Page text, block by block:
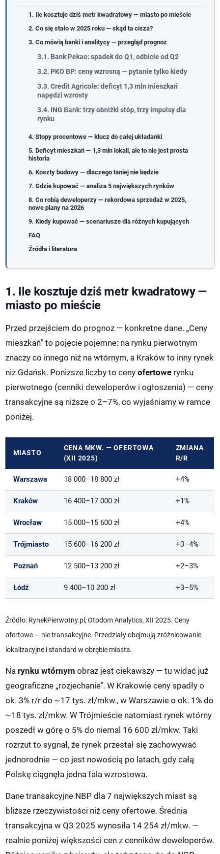
1. Ile kosztuje dziś metr kwadratowy — miasto po mieście
2. Co się stało w 2025 roku — skąd ta cisza?
3. Co mówią banki i analitycy — przegląd prognoz
3.1. Bank Pekao: spadek do Q1, odbicie od Q2
3.2. PKO BP: ceny wzrosną — pytanie tylko kiedy
3.3. Credit Agricole: deficyt 1,3 mln mieszkań
napędzi wzrosty
3.4. ING Bank: trzy obniżki stóp, trzy impulsy dla
rynku
4. Stopy procentowe — klucz do całej układanki
5. Deficyt mieszkań — 1,3 mln lokali, ale to nie jest prosta
historia
6. Koszty budowy — dlaczego taniej nie będzie
7. Gdzie kupować — analiza 5 największych rynków
8. Co robią deweloperzy — rekordowa sprzedaż w 2025,
nowe plany na 2026
9. Kiedy kupować — scenariusze dla różnych kupujących
FAQ
Źródła i literatura
1. Ile kosztuje dziś metr kwadratowy —
miasto po mieście
Przed przejściem do prognoz — konkretne dane. „Ceny
mieszkań" to pojęcie pojemne: na rynku pierwotnym
znaczy co innego niż na wtórnym, a Kraków to inny rynek
niż Gdańsk. Poniższe liczby to cenyofertowe rynku
pierwotnego (cenniki deweloperów i ogłoszenia) — ceny
transakcyjne są niższe o 2–7%, co wyjaśniamy w ramce
poniżej.
MIASTO
CENA MKW. — OFERTOWA
(XII 2025)
ZMIANA
R/R
Warszawa 18 000–18 800 zł +4%
Kraków 16 400–17 000 zł +1%
Wrocław 15 000–15 600 zł +4%
Trójmiasto 15 600–16 200 zł +3–4%
Poznań 12 500–13 200 zł +2–3%
Łódź 9 400–10 200 zł +3–5%
Źródło: RynekPierwotny.pl, Otodom Analytics, XII 2025. Ceny
ofertowe — nie transakcyjne. Przedziały obejmują zróżnicowanie
lokalizacyjne i standard w obrębie miasta.
Na rynku wtórnym obraz jest ciekawszy — tu widać już
geograficzne „rozjechanie". W Krakowie ceny spadły o
ok. 3% r/r do ~17 tys. zł/mkw., w Warszawie o ok. 1% do
~18 tys. zł/mkw. W Trójmieście natomiast rynek wtórny
poszedł w górę o 5% do niemal 16 600 zł/mkw. Taki
rozrzut to sygnał, że rynek przestał się zachowywać
jednorodnie — co jest nowością po latach, gdy całą
Polskę ciągnęła jedna fala wzrostowa.
Dane transakcyjne NBP dla 7 największych miast są
bliższe rzeczywistości niż ceny ofertowe. Średnia
transakcyjna w Q3 2025 wynosiła 14 254 zł/mkw. —
realnie poniżej większości cen z cenników deweloperów.